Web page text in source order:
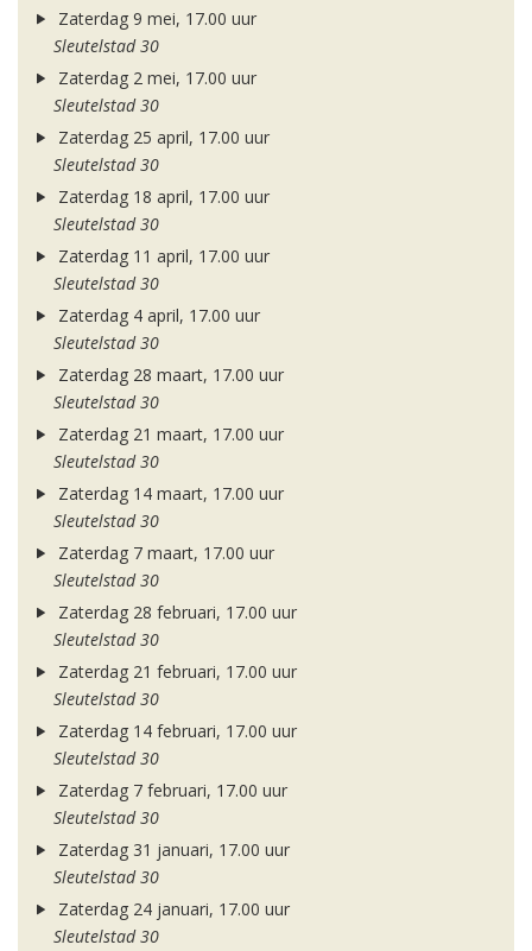
Zaterdag 9 mei, 17.00 uur
Sleutelstad 30
Zaterdag 2 mei, 17.00 uur
Sleutelstad 30
Zaterdag 25 april, 17.00 uur
Sleutelstad 30
Zaterdag 18 april, 17.00 uur
Sleutelstad 30
Zaterdag 11 april, 17.00 uur
Sleutelstad 30
Zaterdag 4 april, 17.00 uur
Sleutelstad 30
Zaterdag 28 maart, 17.00 uur
Sleutelstad 30
Zaterdag 21 maart, 17.00 uur
Sleutelstad 30
Zaterdag 14 maart, 17.00 uur
Sleutelstad 30
Zaterdag 7 maart, 17.00 uur
Sleutelstad 30
Zaterdag 28 februari, 17.00 uur
Sleutelstad 30
Zaterdag 21 februari, 17.00 uur
Sleutelstad 30
Zaterdag 14 februari, 17.00 uur
Sleutelstad 30
Zaterdag 7 februari, 17.00 uur
Sleutelstad 30
Zaterdag 31 januari, 17.00 uur
Sleutelstad 30
Zaterdag 24 januari, 17.00 uur
Sleutelstad 30